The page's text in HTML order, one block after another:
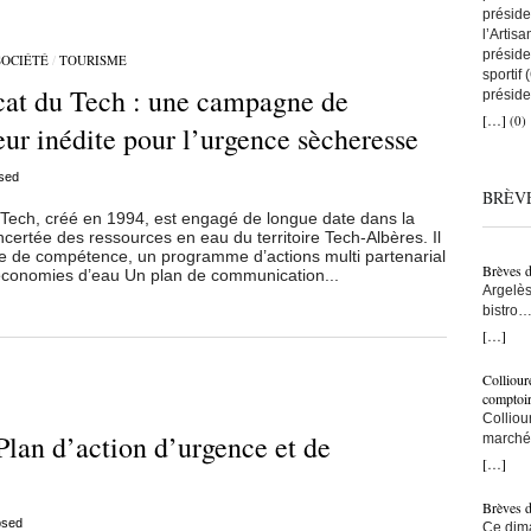
/ TOURISME
du Tech : une campagne de
inédite pour l’urgence sècheresse
créé en 1994, est engagé de longue date dans la
des ressources en eau du territoire Tech-Albères. Il
compétence, un programme d’actions multi partenarial
d’eau Un plan de communication...
d’action d’urgence et de
sportif
a
une
monte
bras
l’on
ce
[…] (0)
Brèves
bistro…
– Ici,
bras…
crois
[…]
de-
bon !
[…]
Brèves
Ce